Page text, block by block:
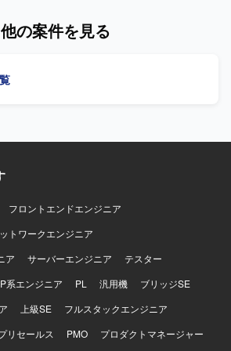
、プロジェクトマネジメントスキルを
向けて、基本設計、テスト計画、テス
クや課題を整理して分かりやすく共有
を使用します。
他の案件を見る
フロントエンドエンジニア
トワークエンジニア
ア
サーバーエンジニア
テスター
系エンジニア PL 汎用機
ブリッジSE
上級SE
フルスタックエンジニア
リセールス PMO
プロダクトマネージャー